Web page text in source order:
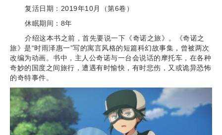
复活日期：2019年10月（第6卷）
休眠期间：8年
介绍这本书之前，首先要说一下《奇诺之旅》。《奇诺之
旅》是“时雨泽惠一”写的寓言风格的短篇科幻故事集，曾被两次
改编为动画。书中，主人公奇诺与一台会说话的摩托车，在各种
奇妙的国度之间旅行，遭遇有时愉快，有时悲伤，又或诡异恐怖
的奇特事件。